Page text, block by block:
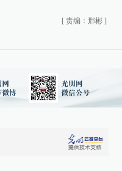
[ 责编：邢彬 ]